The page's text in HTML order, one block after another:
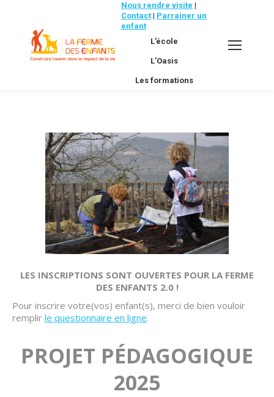
Nous rendre visite |
Contact | Parrainer un
enfant
L’école
L’Oasis
Les formations
LES INSCRIPTIONS SONT OUVERTES POUR LA FERME
DES ENFANTS 2.0 !
Pour inscrire votre(vos) enfant(s), merci de bien vouloir
remplir le questionnaire en ligne.
PROJET PÉDAGOGIQUE
2025